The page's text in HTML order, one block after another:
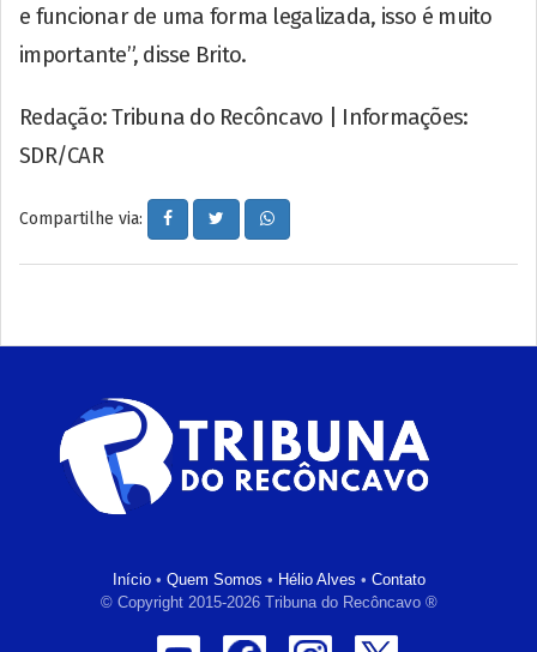
e funcionar de uma forma legalizada, isso é muito
importante”, disse Brito.
Redação: Tribuna do Recôncavo | Informações:
SDR/CAR
Compartilhe via:
Início• Quem Somos • Hélio Alves • Contato
© Copyright 2015-2026 Tribuna do Recôncavo ®